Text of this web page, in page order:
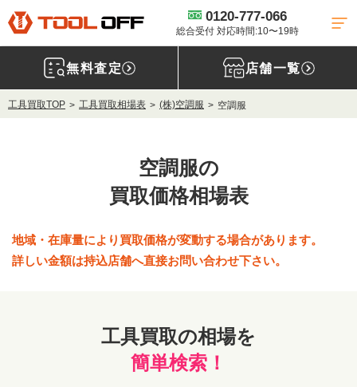
0120-777-066
総合受付 対応時間:10〜19時
無料査定 店舗一覧
工具買取TOP 工具買取相場表 (株)空調服 空調服
空調服の
買取価格相場表
地域・在庫量により買取価格が変動する場合があります。
詳しい金額は持込店舗へ直接お問い合わせ下さい。
工具買取の相場を
簡単検索！